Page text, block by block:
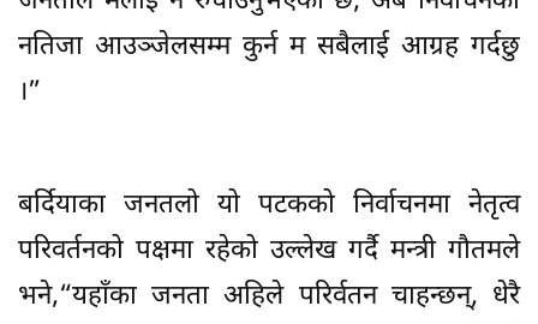
नतिजा आउञ्जेलसम्म कुर्न म सबैलाई आग्रह गर्दछु
।”
बर्दियाका जनतलो यो पटकको निर्वाचनमा नेतृत्व
परिवर्तनको पक्षमा रहेको उल्लेख गर्दै मन्त्री गौतमले
भने,“यहाँका जनता अहिले परिर्वतन चाहन्छन्, धेरै